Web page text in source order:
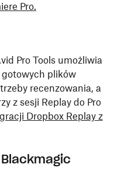
Pro.
Pro Tools umożliwia
plików
recenzowania, a
z sesji Replay do Pro
Dropbox Replay z